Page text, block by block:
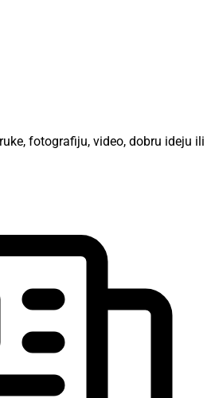
fotografiju, video, dobru ideju ili